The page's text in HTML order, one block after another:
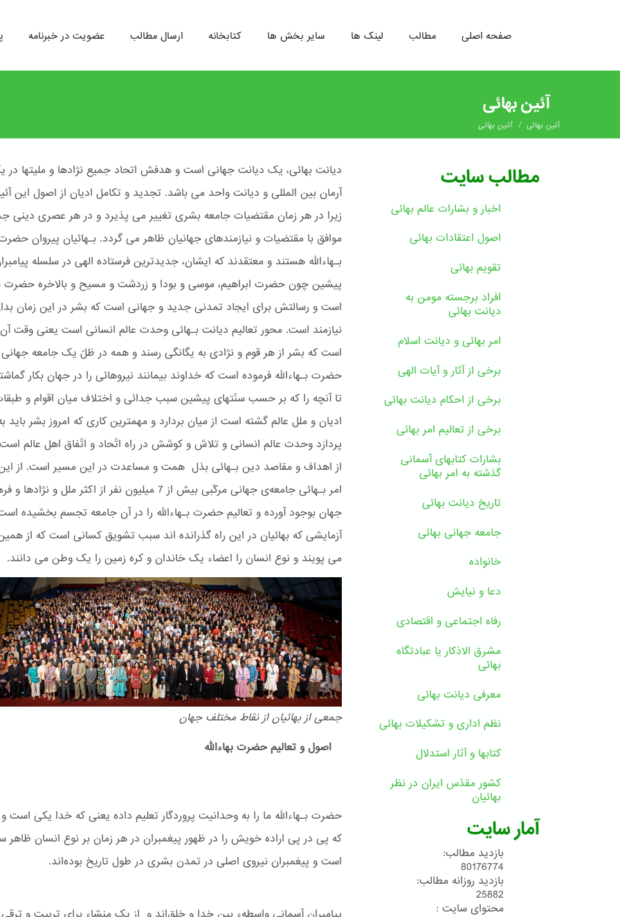
رفتن
عضویت در خبرنامه ارسال مطالب کتابخانه سایر بخش ها لینک ها مطالب صفحه اصلی
آئین بهائی
آئین بهائی / آئین بهائی
دیانت بهائی، یک دیانت جهانی است و هدفش اتحاد جمیع نژادها و ملیتها در
آرمان بین المللی و دیانت واحد می باشد. تجدید و تکامل ادیان از اصول این
زیرا در هر زمان مقتضیات جامعه بشری تغییر می پذیرد و در هر عصری دینی
موافق با مقتضیات و نیازمندهای جهانیان ظاهر می گردد. بـهائیان پیروان
بـهاءالله هستند و معتقدند که ایشان، جدیدترین فرستاده الهی در سلسله
پیشین چون حضرت ابراهیم، موسی و بودا و زردشت و مسیح و بالاخره
است و رسالتش برای ایجاد تمدنی جدید و جهانی است که بشر در این زمان
نیازمند است. محور تعالیم دیانت بـهائی وحدت عالم انسانی است یعنی وقت
است که بشر از هر قوم و نژادی به یگانگی رسند و همه در ظلّ یک جامعه جهانی
حضرت بـهاءالله فرموده است که خداوند بیمانند نیروهائی را در جهان بکار
تا آنچه را که بر حسب سنّتهای پیشین سبب جدائی و اختلاف میان اقوام و
ادیان و ملل عالم گشته است از میان بردارد و مهمترین کاری که امروز بشر باید
پردازد وحدت عالم انسانی و تلاش و کوشش در راه اتّحاد و اتّفاق اهل عالم
از اهداف و مقاصد دین بـهائی بذل همت و مساعدت در این مسیر است. از
امر بـهائی جامعه‌ی جهانی مرکّبی بیش از 7 میلیون نفر از اکثر ملل و
جهان بوجود آورده و تعالیم حضرت بـهاءالله را در آن جامعه تجسم بخشیده
آزمایشی که بهائیان در این راه گذرانده اند سبب تشویق کسانی است که از
می پویند و نوع انسان را اعضاء یک خاندان و کره زمین را یک وطن می دانند.
جمعی از بهائیان از نقاط مختلف جهان
اصول و تعالیم حضرت بهاءالله
حضرت بـهاءالله ما را به وحدانیت پروردگار تعلیم داده یعنی که خدا یکی است
که پی در پی اراده خویش را در ظهور پیغمبران در هر زمان بر نوع انسان ظاهر
است و پیغمبران نیروی اصلی در تمدن بشری در طول تاریخ بوده‌اند.
مطالب سایت
اخبار و بشارات عالم بهائى
اصول اعتقادات بهائی
تقویم بهائی
افراد برجسته مومن به
دیانت بهائی
امر بهائی و دیانت اسلام
برخی از آثار و آیات الهی
برخی از احکام دیانت بهائی
برخی از تعالیم امر بهائی
بشارات کتابهای آسمانی
گذشته به امر بهائی
تاریخ دیانت بهائی
جامعه جهانی بهائی
خانواده
دعا و نیایش
رفاه اجتماعی و اقتصادی
مشرق الاذکار یا عبادتگاه
بهائی
معرفی دیانت بهائی
نظم اداری و تشکیلات بهائی
کتابها و آثار استدلال
کشور مقدّس ایران در نظر
بهائیان
آمار سایت
بازدید مطالب:
80176774
بازدید روزانه مطالب:
25882
محتوای سایت :